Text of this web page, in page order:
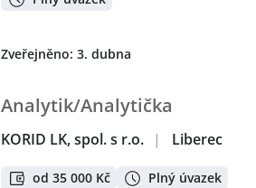
Zveřejněno: 3. dubna
Analytik/Analytička
KORID LK, spol. s r.o. | Liberec
od 35 000 Kč Plný úvazek